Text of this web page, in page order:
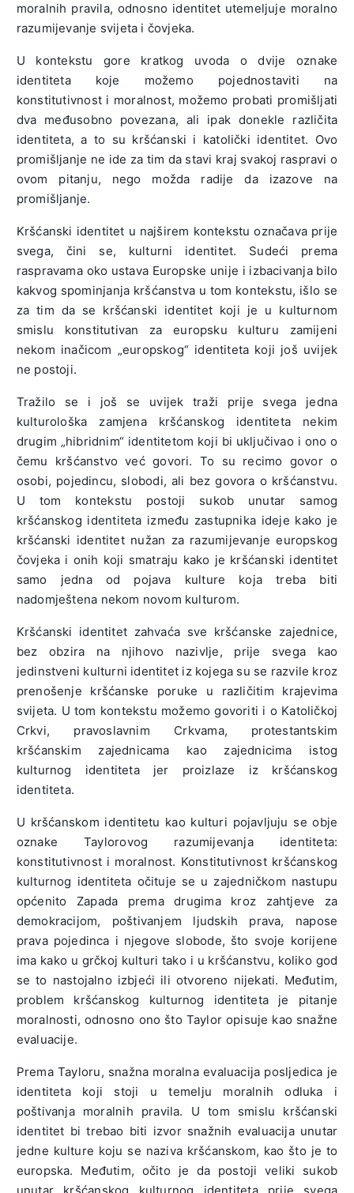
moralnih pravila, odnosno identitet utemeljuje moralno
razumijevanje svijeta i čovjeka.
U kontekstu gore kratkog uvoda o dvije oznake
identiteta koje možemo pojednostaviti na
konstitutivnost i moralnost, možemo probati promišljati
dva međusobno povezana, ali ipak donekle različita
identiteta, a to su kršćanski i katolički identitet. Ovo
promišljanje ne ide za tim da stavi kraj svakoj raspravi o
ovom pitanju, nego možda radije da izazove na
promišljanje.
Kršćanski identitet u najširem kontekstu označava prije
svega, čini se, kulturni identitet. Sudeći prema
raspravama oko ustava Europske unije i izbacivanja bilo
kakvog spominjanja kršćanstva u tom kontekstu, išlo se
za tim da se kršćanski identitet koji je u kulturnom
smislu konstitutivan za europsku kulturu zamijeni
nekom inačicom „europskog“ identiteta koji još uvijek
ne postoji.
Tražilo se i još se uvijek traži prije svega jedna
kulturološka zamjena kršćanskog identiteta nekim
drugim „hibridnim“ identitetom koji bi uključivao i ono o
čemu kršćanstvo već govori. To su recimo govor o
osobi, pojedincu, slobodi, ali bez govora o kršćanstvu.
U tom kontekstu postoji sukob unutar samog
kršćanskog identiteta između zastupnika ideje kako je
kršćanski identitet nužan za razumijevanje europskog
čovjeka i onih koji smatraju kako je kršćanski identitet
samo jedna od pojava kulture koja treba biti
nadomještena nekom novom kulturom.
Kršćanski identitet zahvaća sve kršćanske zajednice,
bez obzira na njihovo nazivlje, prije svega kao
jedinstveni kulturni identitet iz kojega su se razvile kroz
prenošenje kršćanske poruke u različitim krajevima
svijeta. U tom kontekstu možemo govoriti i o Katoličkoj
Crkvi, pravoslavnim Crkvama, protestantskim
kršćanskim zajednicama kao zajednicima istog
kulturnog identiteta jer proizlaze iz kršćanskog
identiteta.
U kršćanskom identitetu kao kulturi pojavljuju se obje
oznake Taylorovog razumijevanja identiteta:
konstitutivnost i moralnost. Konstitutivnost kršćanskog
kulturnog identiteta očituje se u zajedničkom nastupu
općenito Zapada prema drugima kroz zahtjeve za
demokracijom, poštivanjem ljudskih prava, napose
prava pojedinca i njegove slobode, što svoje korijene
ima kako u grčkoj kulturi tako i u kršćanstvu, koliko god
se to nastojalno izbjeći ili otvoreno nijekati. Međutim,
problem kršćanskog kulturnog identiteta je pitanje
moralnosti, odnosno ono što Taylor opisuje kao snažne
evaluacije.
Prema Tayloru, snažna moralna evaluacija posljedica je
identiteta koji stoji u temelju moralnih odluka i
poštivanja moralnih pravila. U tom smislu kršćanski
identitet bi trebao biti izvor snažnih evaluacija unutar
jedne kulture koju se naziva kršćanskom, kao što je to
europska. Međutim, očito je da postoji veliki sukob